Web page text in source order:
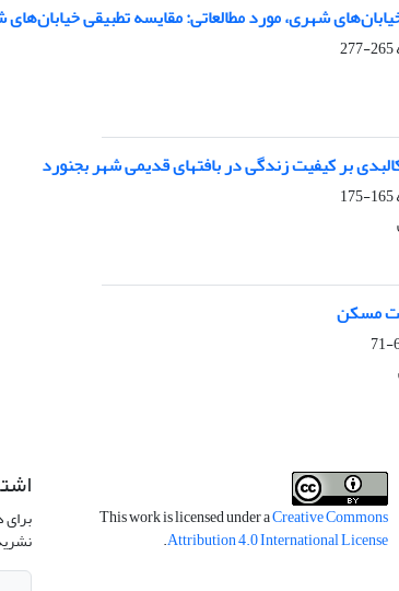
شهری، مورد مطالعاتی: مقایسه تطبیقی
265-277
بر کیفیت زندگی در بافتهای قدیمی شهر بجنورد
165-175
مسکن
This work is licensed under aCreative Commons
Attribution 4.0 International License
.